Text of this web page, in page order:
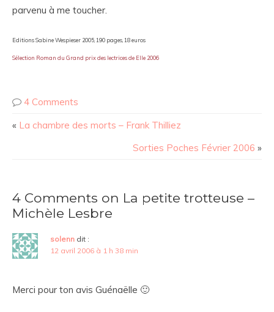
parvenu à me toucher.
Editions Sabine Wespieser 2005, 190 pages, 18 euros
Sélection Roman du Grand prix des lectrices de Elle 2006
4 Comments
« La chambre des morts – Frank Thilliez
Sorties Poches Février 2006 »
4 Comments on La petite trotteuse –
Michèle Lesbre
solenn dit :
12 avril 2006 à 1 h 38 min
Merci pour ton avis Guénaëlle 🙂